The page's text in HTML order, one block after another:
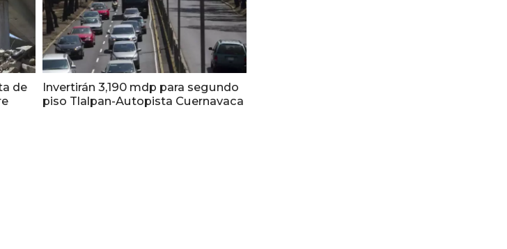
de
Invertirán 3,190 mdp para segundo
piso Tlalpan-Autopista Cuernavaca